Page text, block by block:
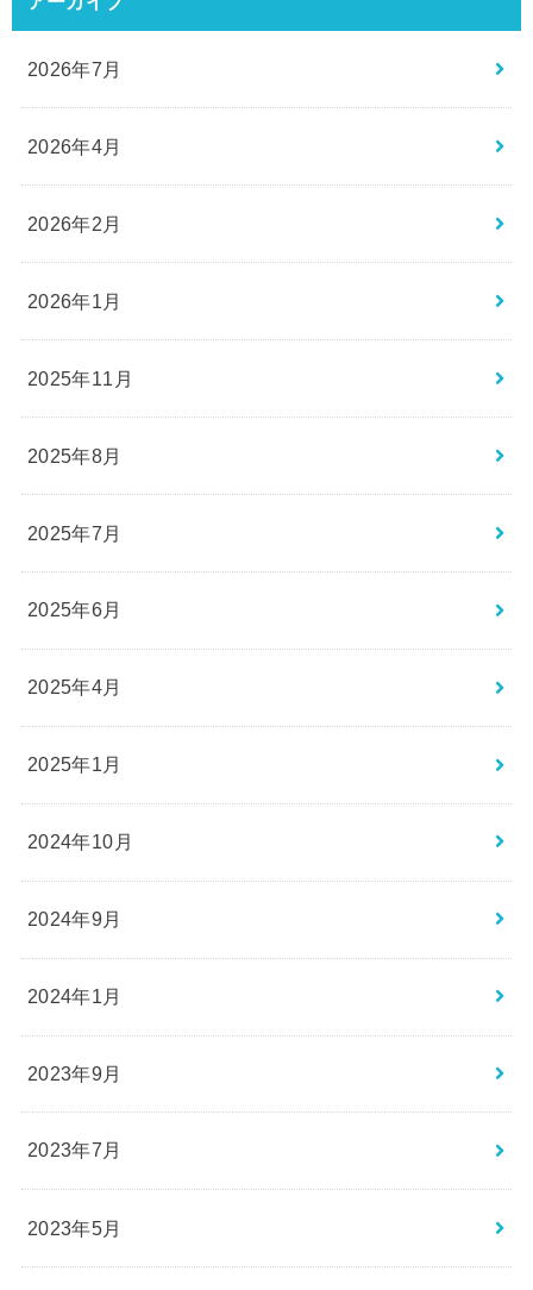
2026年7月
2026年4月
2026年2月
2026年1月
2025年11月
2025年8月
2025年7月
2025年6月
2025年4月
2025年1月
2024年10月
2024年9月
2024年1月
2023年9月
2023年7月
2023年5月